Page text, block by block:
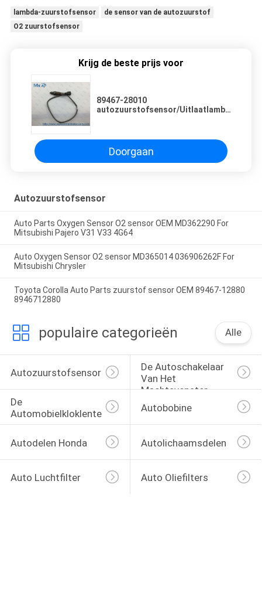
lambda-zuurstofsensor
de sensor van de autozuurstof
O2 zuurstofsensor
Krijg de beste prijs voor
89467-28010
autozuurstofsensor/Uitlaatlambda
Doorgaan
Autozuurstofsensor
Auto Parts Oxygen Sensor O2 sensor OEM MD362290 For
Mitsubishi Pajero V31 V33 4G64
Auto Oxygen Sensor O2 sensor MD365014 036906262F For
Mitsubishi Chrysler
Toyota Corolla Auto Parts zuurstof sensor OEM 89467-12880
8946712880
populaire categorieën Alle
Autozuurstofsensor
De Autoschakelaar
Van Het
Machtsvenster
De
Automobielkloklente
Autobobine
Autodelen Honda Autolichaamsdelen
Auto Luchtfilter Auto Oliefilters